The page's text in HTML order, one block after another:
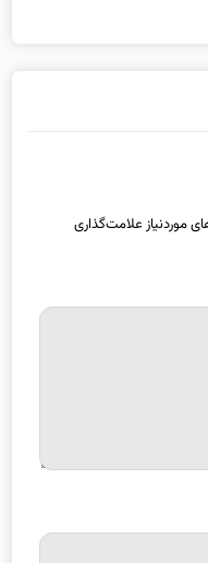
موردنیاز علامت‌گذاری